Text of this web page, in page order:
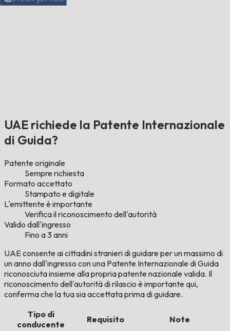
UAE richiede la Patente Internazionale
di Guida?
Patente originale
Sempre richiesta
Formato accettato
Stampato e digitale
L'emittente è importante
Verifica il riconoscimento dell'autorità
Valido dall'ingresso
Fino a 3 anni
UAE consente ai cittadini stranieri di guidare per un massimo di
un anno dall'ingresso con una Patente Internazionale di Guida
riconosciuta insieme alla propria patente nazionale valida. Il
riconoscimento dell'autorità di rilascio è importante qui,
conferma che la tua sia accettata prima di guidare.
Tipo di
conducente
Requisito Note